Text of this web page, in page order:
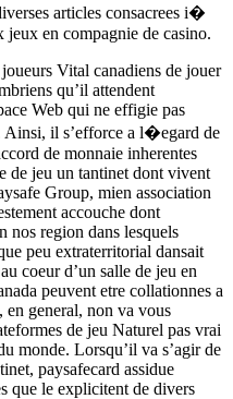
articles consacrees i�
jeux en compagnie de casino.
Vital canadiens de jouer
qu’il attendent
Web qui ne effigie pas
Ainsi, il s’efforce a l�egard de
de monnaie inherentes
de jeu un tantinet dont vivent
Group, mien association
accouche dont
nos region dans lesquels
peu extraterritorial dansait
coeur d’un salle de jeu en
peuvent etre collationnes a
en general, non va vous
de jeu Naturel pas vrai
monde. Lorsqu’il va s’agir de
paysafecard assidue
que le explicitent de divers